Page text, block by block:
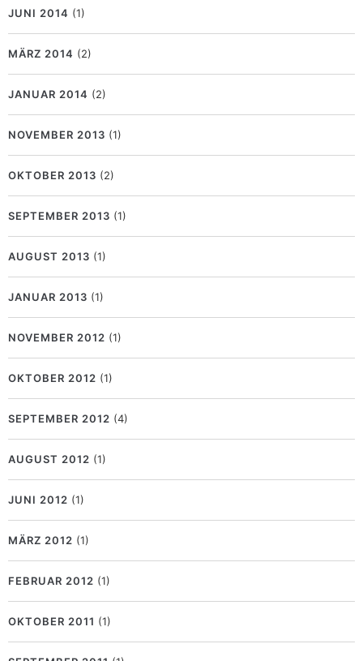
JUNI 2014 (1)
MÄRZ 2014 (2)
JANUAR 2014 (2)
NOVEMBER 2013 (1)
OKTOBER 2013 (2)
SEPTEMBER 2013 (1)
AUGUST 2013 (1)
JANUAR 2013 (1)
NOVEMBER 2012 (1)
OKTOBER 2012 (1)
SEPTEMBER 2012 (4)
AUGUST 2012 (1)
JUNI 2012 (1)
MÄRZ 2012 (1)
FEBRUAR 2012 (1)
OKTOBER 2011 (1)